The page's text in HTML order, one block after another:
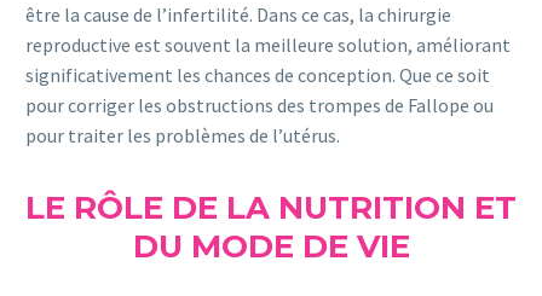
être la cause de l’infertilité. Dans ce cas, la chirurgie
reproductive est souvent la meilleure solution, améliorant
significativement les chances de conception. Que ce soit
pour corriger les obstructions des trompes de Fallope ou
pour traiter les problèmes de l’utérus.
LE RÔLE DE LA NUTRITION ET
DU MODE DE VIE